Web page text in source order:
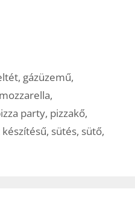
, gázüzemű,
mozzarella,
party, pizzakő,
készítésű, sütés, sütő,